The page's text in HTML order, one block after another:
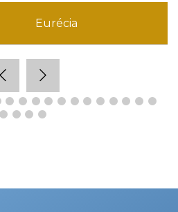
Eurécia